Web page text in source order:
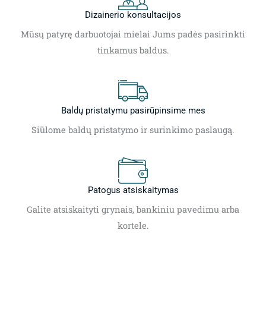
Dizainerio konsultacijos
Mūsų patyrę darbuotojai mielai Jums padės pasirinkti
tinkamus baldus.
Baldų pristatymu pasirūpinsime mes
Siūlome baldų pristatymo ir surinkimo paslaugą.
Patogus atsiskaitymas
Galite atsiskaityti grynais, bankiniu pavedimu arba
kortele.